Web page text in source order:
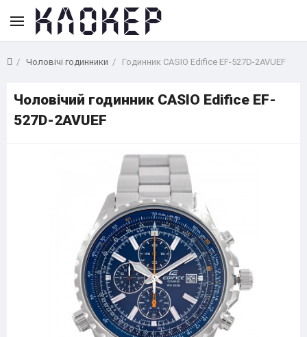
Чоловічі годинники Годинник CASIO Edifice EF-527D-2AVUEF
Чоловічий годинник CASIO Edifice EF-
527D-2AVUEF